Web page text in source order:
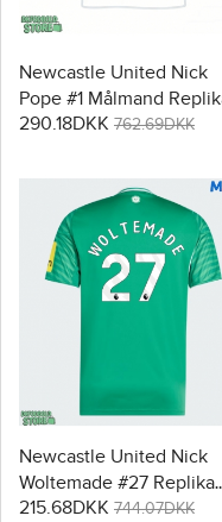
Newcastle United Nick
Pope #1 Målmand
Tredjetrøje 2025-26
290.18DKK 762.69DKK
Newcastle United Nick
Woltemade #27 Replika
Udebanetrøje 2025-26
215.68DKK 744.07DKK